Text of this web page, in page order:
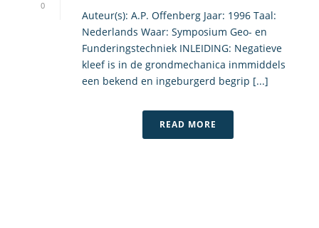
0
Auteur(s): A.P. Offenberg Jaar: 1996 Taal:
Nederlands Waar: Symposium Geo- en
Funderingstechniek INLEIDING: Negatieve
kleef is in de grondmechanica inmmiddels
een bekend en ingeburgerd begrip [...]
READ MORE